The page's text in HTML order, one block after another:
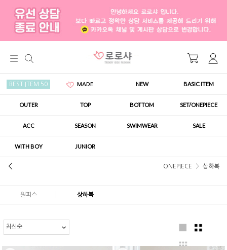
BEST ITEM 50 MADE NEW BASIC ITEM
OUTER TOP BOTTOM SET/ONEPIECE
ACC SEASON SWIMWEAR SALE
WITH BOY JUNIOR
ONEPIECE 상하복
원피스 상하복